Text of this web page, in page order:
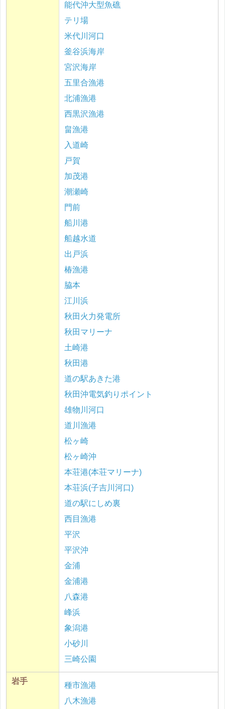
能代沖大型魚礁
テリ場
米代川河口
釜谷浜海岸
宮沢海岸
五里合漁港
北浦漁港
西黒沢漁港
畠漁港
入道崎
戸賀
加茂港
潮瀬崎
門前
船川港
船越水道
出戸浜
椿漁港
脇本
江川浜
秋田火力発電所
秋田マリーナ
土崎港
秋田港
道の駅あきた港
秋田沖電気釣りポイント
雄物川河口
道川漁港
松ヶ崎
松ヶ崎沖
本荘港(本荘マリーナ)
本荘浜(子吉川河口)
道の駅にしめ裏
西目漁港
平沢
平沢沖
金浦
金浦港
八森港
峰浜
象潟港
小砂川
三崎公園
岩手
種市漁港
八木漁港